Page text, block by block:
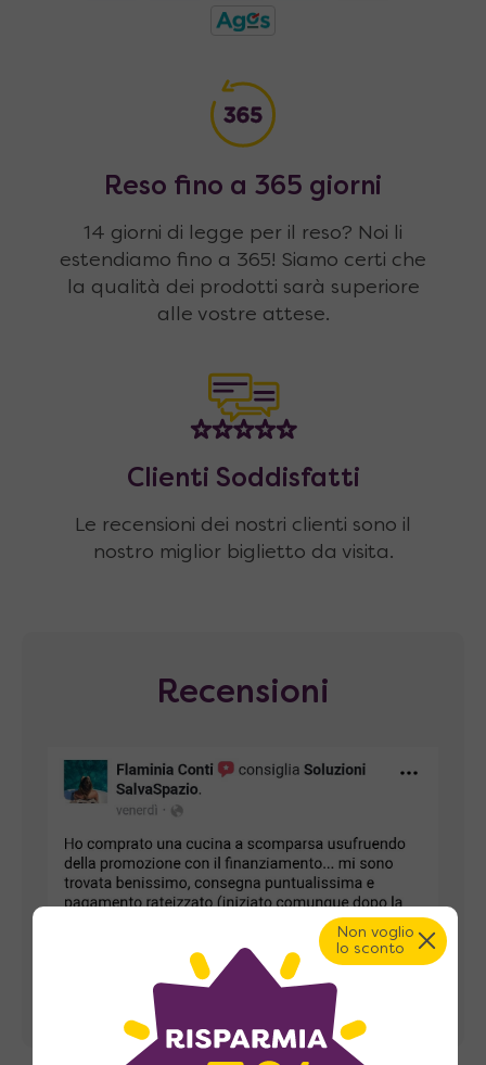
Reso fino a 365 giorni
14 giorni di legge per il reso? Noi li
estendiamo fino a 365! Siamo certi che
la qualità dei prodotti sarà superiore
alle vostre attese.
Clienti Soddisfatti
Le recensioni dei nostri clienti sono il
nostro miglior biglietto da visita.
Recensioni
Non voglio
lo sconto